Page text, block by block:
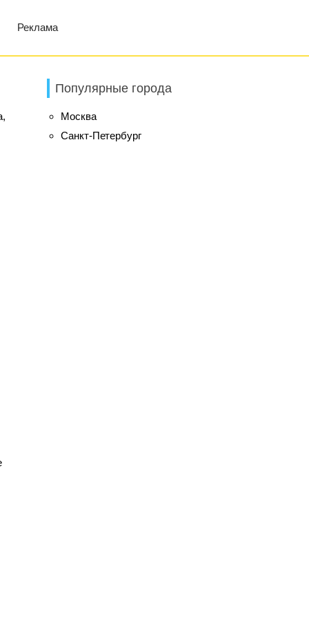
Реклама
Популярные города
Москва
Санкт-Петербург